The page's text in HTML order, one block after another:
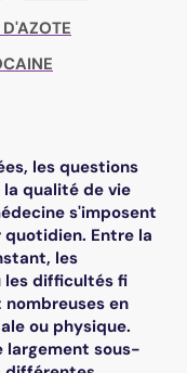
les questions
qualité de vie
s'imposent
quotidien. Entre la
les
les difficultés fi
nombreuses en
ou physique.
largement sous-